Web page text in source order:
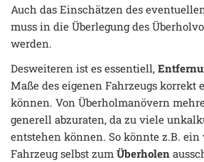
Auch das Einschätzen des
muss in die Überlegung des
werden.
Desweiteren ist es essentiell,
Maße des eigenen Fahrzeugs korrekt
können. Von Überholmanövern
generell abzuraten, da zu viele
entstehen können. So könnte z.B.
Fahrzeug selbst zum Überholen